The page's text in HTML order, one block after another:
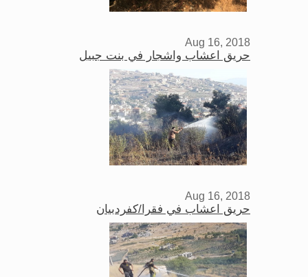
Aug 16, 2018
حريق اعشاب واشجار في بنت جبيل
Aug 16, 2018
حريق اعشاب في فقرا/كفردبيان